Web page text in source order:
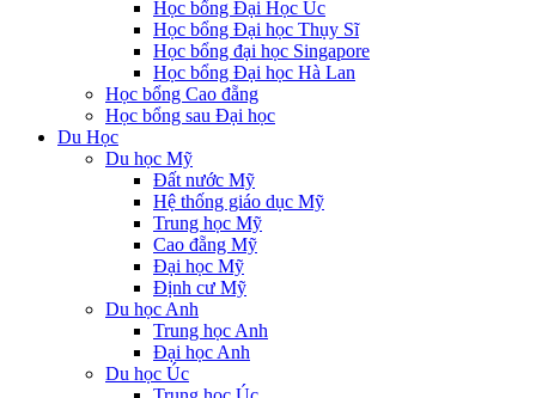
Học bổng Đại Học Úc
Học bổng Đại học Thụy Sĩ
Học bổng đại học Singapore
Học bổng Đại học Hà Lan
Học bổng Cao đẵng
Học bổng sau Đại học
Du Học
Du học Mỹ
Đất nước Mỹ
Hệ thống giáo dục Mỹ
Trung học Mỹ
Cao đẵng Mỹ
Đại học Mỹ
Định cư Mỹ
Du học Anh
Trung học Anh
Đại học Anh
Du học Úc